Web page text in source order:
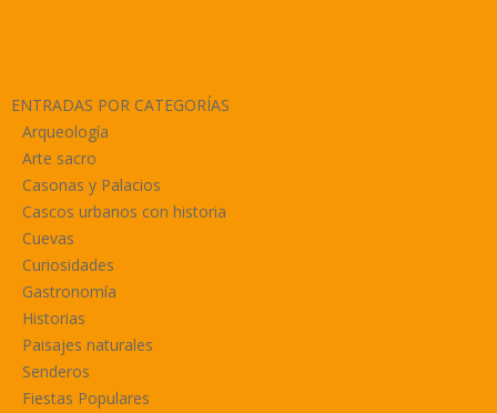
ENTRADAS POR CATEGORÍAS
Arqueología
Arte sacro
Casonas y Palacios
Cascos urbanos con historia
Cuevas
Curiosidades
Gastronomía
Historias
Paisajes naturales
Senderos
Fiestas Populares